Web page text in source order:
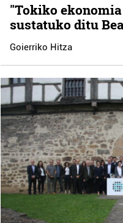
"Tokiko
sustatuko ditu
Goierriko Hitza